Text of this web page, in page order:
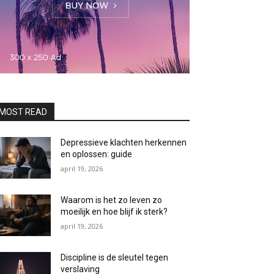
READ
Depressieve klachten herkennen
en oplossen: guide
april 19, 2026
Waarom is het zo leven zo
moeilijk en hoe blijf ik sterk?
april 19, 2026
Discipline is de sleutel tegen
verslaving